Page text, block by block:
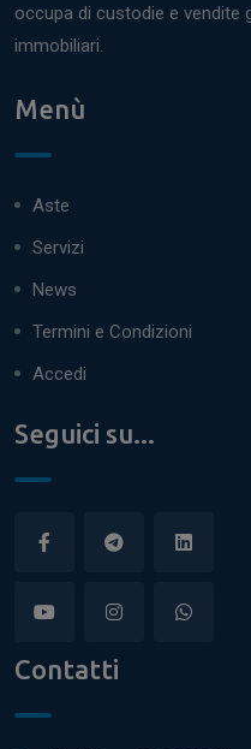
occupa di custodie e vendite
immobiliari.
Menù
Aste
Servizi
News
Termini e Condizioni
Accedi
Seguici su...
Contatti